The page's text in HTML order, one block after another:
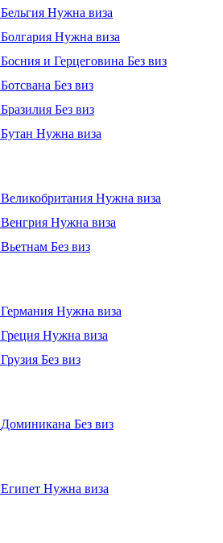
Бельгия Нужна виза
Болгария Нужна виза
Босния и Герцеговина Без виз
Ботсвана Без виз
Бразилия Без виз
Бутан Нужна виза
Великобритания Нужна виза
Венгрия Нужна виза
Вьетнам Без виз
Германия Нужна виза
Греция Нужна виза
Грузия Без виз
Доминикана Без виз
Египет Нужна виза